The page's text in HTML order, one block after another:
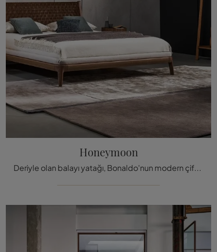
Honeymoon
Deriyle olan balayı yatağı, Bonaldo'nun modern çift kişilik başlık modelleri arasında, size tam bir rahatlama sağlamak için tasarlan